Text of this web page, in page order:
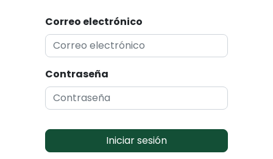
Correo electrónico
Contraseña
Iniciar sesión